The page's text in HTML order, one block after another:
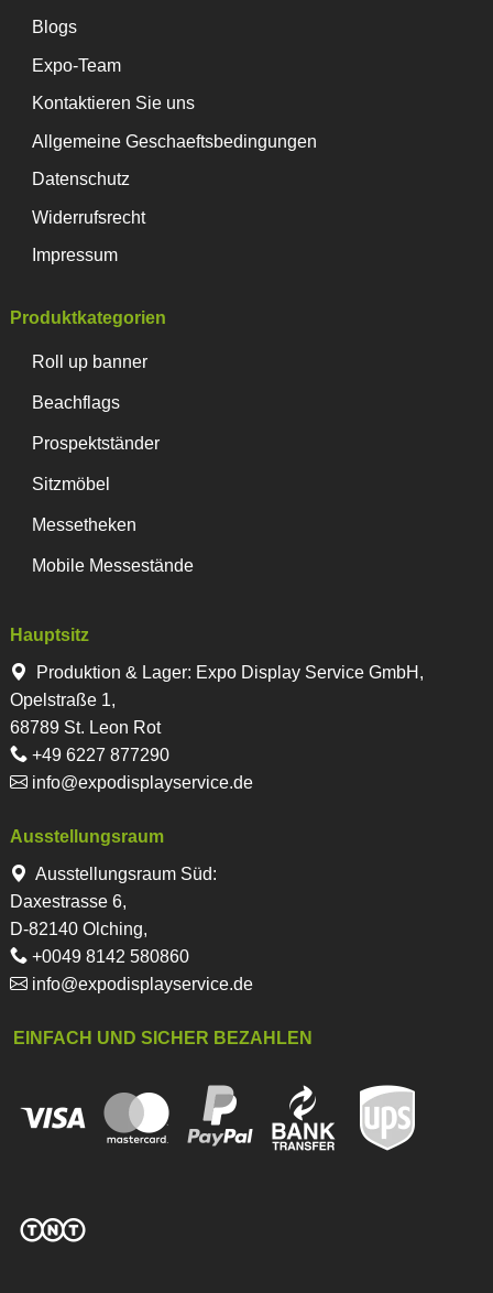
Blogs
Expo-Team
Kontaktieren Sie uns
Allgemeine Geschaeftsbedingungen
Datenschutz
Widerrufsrecht
Impressum
Produktkategorien
Roll up banner
Beachflags
Prospektständer
Sitzmöbel
Messetheken
Mobile Messestände
Hauptsitz
Produktion & Lager: Expo Display Service GmbH,
Opelstraße 1,
68789 St. Leon Rot
+49 6227 877290
info@expodisplayservice.de
Ausstellungsraum
Ausstellungsraum Süd:
Daxestrasse 6,
D-82140 Olching,
+0049 8142 580860
info@expodisplayservice.de
EINFACH UND SICHER BEZAHLEN